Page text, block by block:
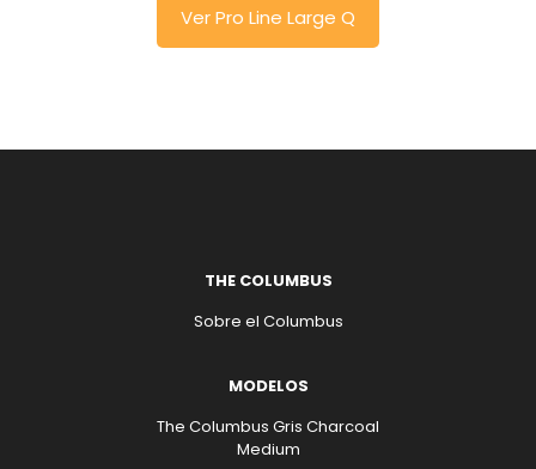
Ver Pro Line Large Q
THE COLUMBUS
Sobre el Columbus
MODELOS
The Columbus Gris Charcoal
Medium